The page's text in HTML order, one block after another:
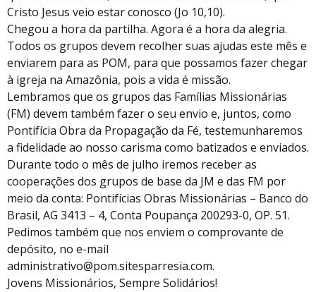
Cristo Jesus veio estar conosco (Jo 10,10).
Chegou a hora da partilha. Agora é a hora da alegria.
Todos os grupos devem recolher suas ajudas este mês e
enviarem para as POM, para que possamos fazer chegar
à igreja na Amazônia, pois a vida é missão.
Lembramos que os grupos das Famílias Missionárias
(FM) devem também fazer o seu envio e, juntos, como
Pontifícia Obra da Propagação da Fé, testemunharemos
a fidelidade ao nosso carisma como batizados e enviados.
Durante todo o mês de julho iremos receber as
cooperações dos grupos de base da JM e das FM por
meio da conta: Pontifícias Obras Missionárias – Banco do
Brasil, AG 3413 – 4, Conta Poupança 200293-0, OP. 51.
Pedimos também que nos enviem o comprovante de
depósito, no e-mail
administrativo@pom.sitesparresia.com.
Jovens Missionários, Sempre Solidários!